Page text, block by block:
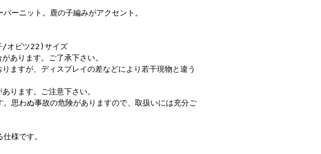
ーニット。鹿の子編みがアクセント。
オビツ22)サイズ
あります。ご了承下さい。
ますが、ディスプレイの差などにより若干現物と違う
ります。ご注意下さい。
思わぬ事故の危険がありますので、取扱いには充分ご
様です。